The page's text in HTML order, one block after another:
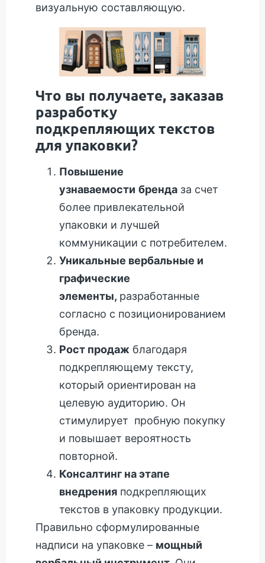
визуальную составляющую.
Что вы получаете, заказав
разработку
подкрепляющих текстов
для упаковки?
Повышение
узнаваемости бренда за счет
более привлекательной
упаковки и лучшей
коммуникации с потребителем.
Уникальные вербальные и
графические
элементы, разработанные
согласно с позиционированием
бренда.
Рост продаж благодаря
подкрепляющему тексту,
который ориентирован на
целевую аудиторию. Он
стимулирует пробную покупку
и повышает вероятность
повторной.
Консалтинг на этапе
внедрения подкрепляющих
текстов в упаковку продукции.
Правильно сформулированные
надписи на упаковке – мощный